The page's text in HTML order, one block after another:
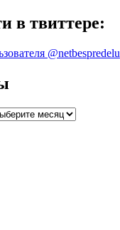
в твиттере:
@netbespredelu